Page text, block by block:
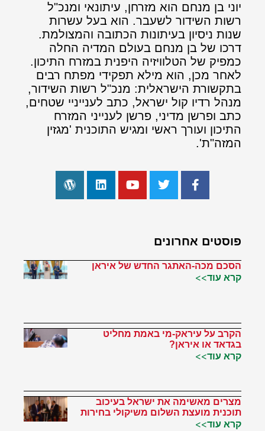
יוני בן מנחם הוא מזרחן, עיתונאי ומנכ"ל
רשות השידור לשעבר. הוא בעל עשרות
שנות ניסיון בעיתונות הכתובה והמצולמת.
דרכו של בן מנחם בעולם המדיה החלה
כמפיק של הטלוויזיה היפנית במזרח התיכון.
לאחר מכן, הוא מילא תפקידי מפתח רבים
בתקשורת הישראלית: מנכ"ל רשות השידור,
מנהל רדיו קול ישראל, כתב לענייניי שטחים,
כתב ופרשן מדיני, פרשן לענייני המזרח
התיכון ועורך ראשי ומגיש התוכנית 'מגזין
המזה"ת'.
פוסטים אחרונים
הסכם מכה-האתגר החדש של איראן
קרא עוד>>
הקרב על עיראק-מי באמת מחליט
בגדאד או איראן?
קרא עוד>>
מצרים מאשימה את ישראל בעיכוב
תוכנית מועצת השלום משיקולי בחירות
קרא עוד>>